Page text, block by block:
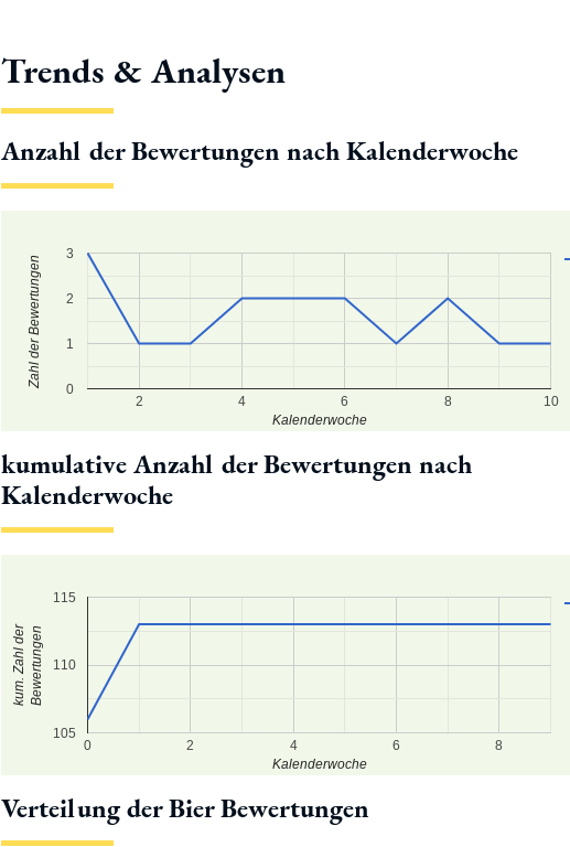
Trends & Analysen
Anzahl der Bewertungen nach Kalenderwoche
2 4 6 8 10
0
1
2
3
Kalenderwoche
Zahl der Bewertungen
kumulative Anzahl der Bewertungen nach
Kalenderwoche
0 2 4 6 8
105
110
115
Kalenderwoche
kum. Zahl derBewertungen
Verteilung der Bier Bewertungen